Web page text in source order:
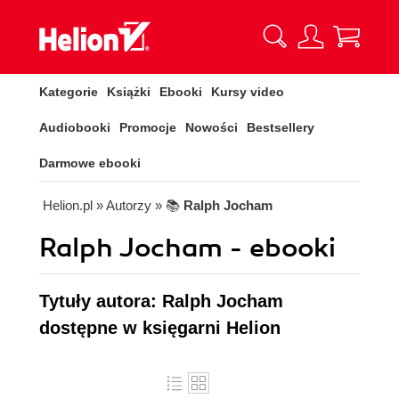
Kategorie Książki Ebooki Kursy video
Audiobooki Promocje Nowości Bestsellery
Darmowe ebooki
Helion.pl » Autorzy » 📚 Ralph Jocham
Ralph Jocham - ebooki
Tytuły autora: Ralph Jocham
dostępne w księgarni Helion